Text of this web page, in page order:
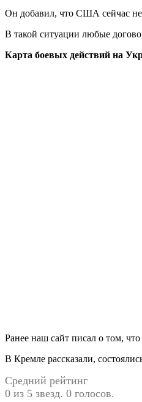
Он добавил, что США сейчас не
В такой ситуации любые
Карта боевых действий на
Ранее наш сайт писал о том,
В Кремле рассказали,
Средний рейтинг
0 из 5 звезд. 0 голосов.